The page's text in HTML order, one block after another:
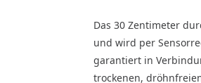
Das 30 Zentimeter
und wird per
garantiert in
trockenen,